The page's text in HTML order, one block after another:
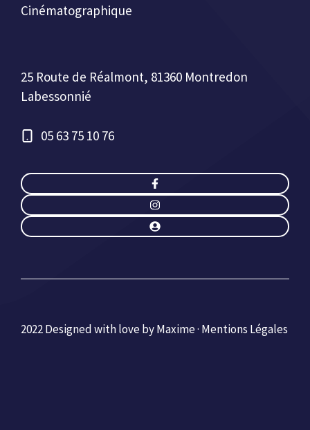
Cinématographique
25 Route de Réalmont, 81360 Montredon
Labessonnié
05 63 75 10 76
2022 Designed with love by Maxime · Mentions Légales